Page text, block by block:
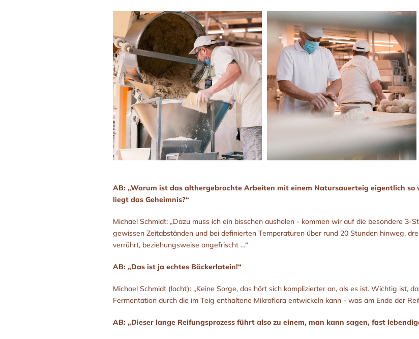
AB: „Warum ist das althergebrachte Arbeiten mit einem Natursauerteig eigentlich so
liegt das Geheimnis?“
Michael Schmidt: „Dazu muss ich ein bisschen ausholen - kommen wir auf die besondere
gewissen Zeitabständen und bei definierten Temperaturen über rund 20 Stunden hinweg,
verrührt, beziehungsweise angefrischt …“
AB: „Das ist ja echtes Bäckerlatein!“
Michael Schmidt (lacht): „Keine Sorge, das hört sich komplizierter an, als es ist. Wichtig ist,
Fermentation durch die im Teig enthaltene Mikroflora entwickeln kann - was am Ende der
AB: „Dieser lange Reifungsprozess führt also zu einem, man kann sagen, fast